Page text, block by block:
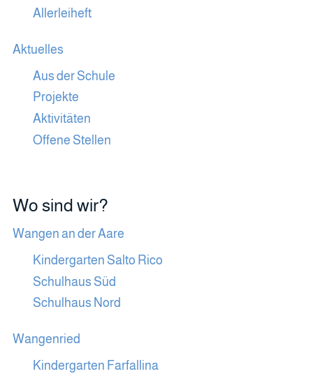
Allerleiheft
Aktuelles
Aus der Schule
Projekte
Aktivitäten
Offene Stellen
Wo sind wir?
Wangen an der Aare
Kindergarten Salto Rico
Schulhaus Süd
Schulhaus Nord
Wangenried
Kindergarten Farfallina